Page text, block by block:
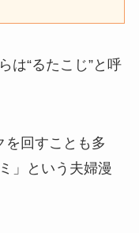
は“るたこじ”と呼
を回すことも多
」という夫婦漫